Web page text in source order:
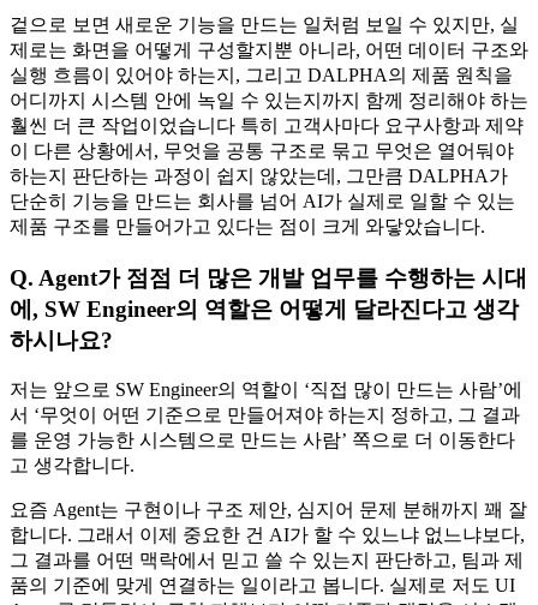
겉으로 보면 새로운 기능을 만드는 일처럼 보일 수 있지만, 실
제로는 화면을 어떻게 구성할지뿐 아니라, 어떤 데이터 구조와
실행 흐름이 있어야 하는지, 그리고 DALPHA의 제품 원칙을
어디까지 시스템 안에 녹일 수 있는지까지 함께 정리해야 하는
훨씬 더 큰 작업이었습니다 특히 고객사마다 요구사항과 제약
이 다른 상황에서, 무엇을 공통 구조로 묶고 무엇은 열어둬야
하는지 판단하는 과정이 쉽지 않았는데, 그만큼 DALPHA가
단순히 기능을 만드는 회사를 넘어 AI가 실제로 일할 수 있는
제품 구조를 만들어가고 있다는 점이 크게 와닿았습니다.
Q. Agent가 점점 더 많은 개발 업무를 수행하는 시대
에, SW Engineer의 역할은 어떻게 달라진다고 생각
하시나요?
저는 앞으로 SW Engineer의 역할이 ‘직접 많이 만드는 사람’에
서 ‘무엇이 어떤 기준으로 만들어져야 하는지 정하고, 그 결과
를 운영 가능한 시스템으로 만드는 사람’ 쪽으로 더 이동한다
고 생각합니다.
요즘 Agent는 구현이나 구조 제안, 심지어 문제 분해까지 꽤 잘
합니다. 그래서 이제 중요한 건 AI가 할 수 있느냐 없느냐보다,
그 결과를 어떤 맥락에서 믿고 쓸 수 있는지 판단하고, 팀과 제
품의 기준에 맞게 연결하는 일이라고 봅니다. 실제로 저도 UI